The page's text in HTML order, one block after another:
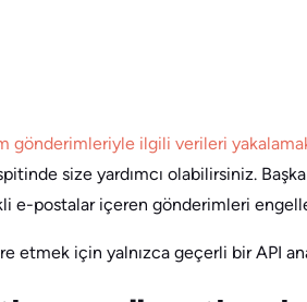
gönderimleriyle ilgili verileri
size yardımcı olabilirsiniz.
e-postalar içeren gönderimleri
etmek için yalnızca geçerli bir API